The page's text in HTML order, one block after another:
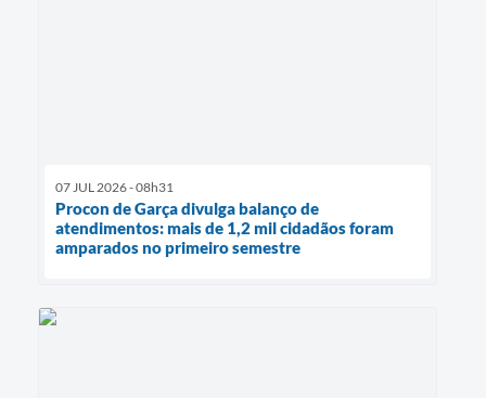
07 JUL 2026 - 08h31
Procon de Garça divulga balanço de
atendimentos: mais de 1,2 mil cidadãos foram
amparados no primeiro semestre